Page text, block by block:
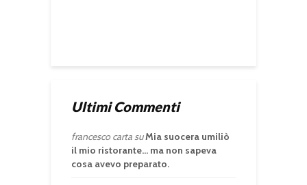
Ultimi Commenti
francesco cartasuMia suocera umiliò
il mio ristorante… ma non sapeva
cosa avevo preparato.